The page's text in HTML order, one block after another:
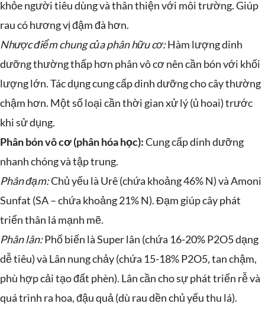
khỏe người tiêu dùng và thân thiện với môi trường. Giúp
rau có hương vị đậm đà hơn.
Nhược điểm chung của phân hữu cơ:Hàm lượng dinh
dưỡng thường thấp hơn phân vô cơ nên cần bón với khối
lượng lớn. Tác dụng cung cấp dinh dưỡng cho cây thường
chậm hơn. Một số loại cần thời gian xử lý (ủ hoai) trước
khi sử dụng.
Phân bón vô cơ (phân hóa học):Cung cấp dinh dưỡng
nhanh chóng và tập trung.
Phân đạm:Chủ yếu là Urê (chứa khoảng 46% N) và Amoni
Sunfat (SA – chứa khoảng 21% N). Đạm giúp cây phát
triển thân lá mạnh mẽ.
Phân lân:Phổ biến là Super lân (chứa 16-20% P2O5 dạng
dễ tiêu) và Lân nung chảy (chứa 15-18% P2O5, tan chậm,
phù hợp cải tạo đất phèn). Lân cần cho sự phát triển rễ và
quá trình ra hoa, đậu quả (dù rau dền chủ yếu thu lá).